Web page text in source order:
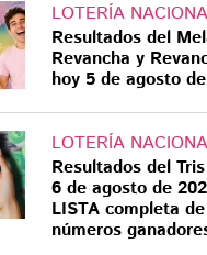
LOTERÍA
Resultados del
Revancha y
hoy 5 de agosto
LOTERÍA
Resultados del
6 de agosto de
LISTA completa
números